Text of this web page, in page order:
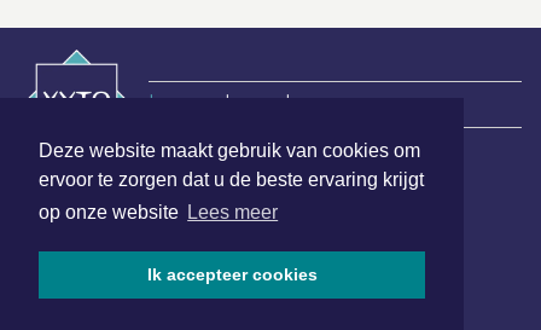
Deze website maakt gebruik van cookies om
ervoor te zorgen dat u de beste ervaring krijgt
op onze website Lees meer
Ik accepteer cookies
| Nieuws | Sport | Evenementen
Hoofdvestiging:
van Benthuizenlaan 1